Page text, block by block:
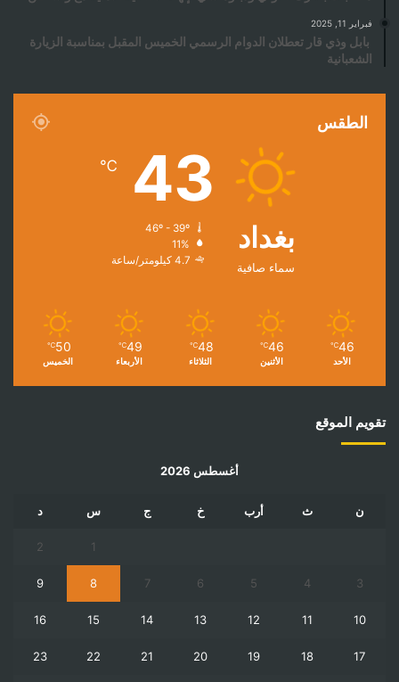
فبراير 11, 2025
بابل وذي قار تعطلان الدوام الرسمي الخميس المقبل بمناسبة الزيارة
الشعبانية
الطقس
بغداد
سماء صافية
43
℃
11%
4.7 كيلومتر/ساعة
46
℃
الأحد
46
℃
الأثنين
48
℃
الثلاثاء
49
℃
الأربعاء
50
℃
الخميس
تقويم الموقع
أغسطس 2026
ن ث أرب خ ج س د
1
2
3
4
5
6
7
8
9
10
11
12
13
14
15
16
17
18
19
20
21
22
23